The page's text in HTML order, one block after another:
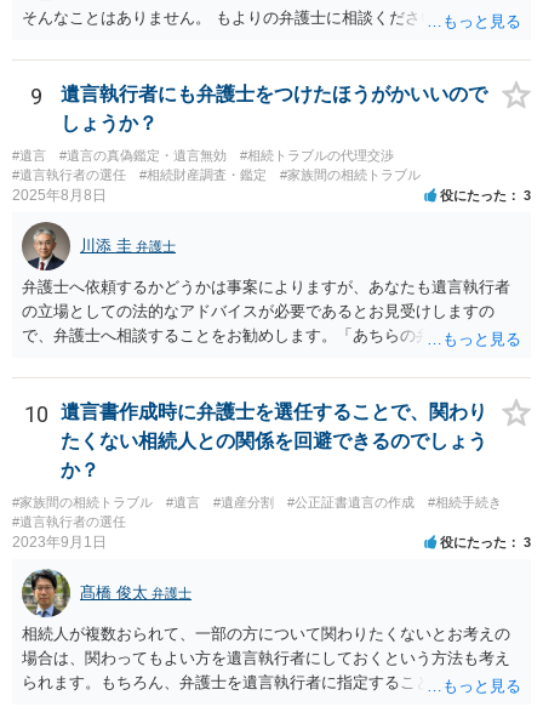
そんなことはありません。 もよりの弁護士に相談ください。
9
遺言執行者にも弁護士をつけたほうがかいいので
しょうか？
#遺言 #遺言の真偽鑑定・遺言無効
#相続トラブルの代理交渉
#遺言執行者の選任
#相続財産調査・鑑定 #家族間の相続トラブル
2025年8月8日 役にたった 3
川添 圭 弁護士
弁護士へ依頼するかどうかは事案によりますが、あなたも遺言執行者
の立場としての法的なアドバイスが必要であるとお見受けしますの
で、弁護士へ相談することをお勧めします。「あちらの弁護士」（元
誘導しかしてこないと思います。
10
遺言書作成時に弁護士を選任することで、関わり
たくない相続人との関係を回避できるのでしょう
か？
#家族間の相続トラブル #遺言 #遺産分割 #公正証書遺言の作成
#相続手続き
#遺言執行者の選任
2023年9月1日 役にたった 3
髙橋 俊太 弁護士
相続人が複数おられて、一部の方について関わりたくないとお考えの
場合は、関わってもよい方を遺言執行者にしておくという方法も考え
られます。もちろん、弁護士を遺言執行者に指定することもできます